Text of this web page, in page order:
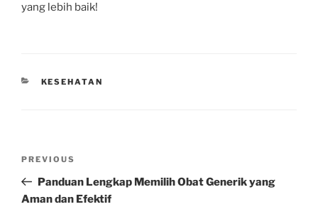
yang lebih baik!
CATEGORIES
KESEHATAN
Previous
Post
PREVIOUS
Panduan Lengkap Memilih Obat Generik yang
Aman dan Efektif